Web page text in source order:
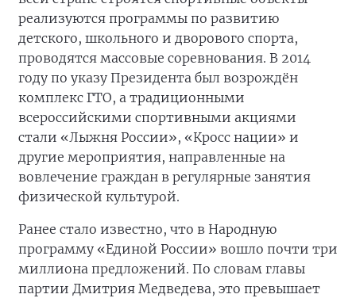
реализуются программы по развитию
детского, школьного и дворового спорта,
проводятся массовые соревнования. В 2014
году по указу Президента был возрождён
комплекс ГТО, а традиционными
всероссийскими спортивными акциями
стали «Лыжня России», «Кросс нации» и
другие мероприятия, направленные на
вовлечение граждан в регулярные занятия
физической культурой.
Ранее стало известно, что в Народную
программу «Единой России» вошло почти три
миллиона предложений. По словам главы
партии Дмитрия Медведева, это превышает